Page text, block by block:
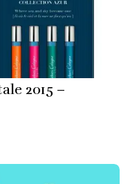
2015 –